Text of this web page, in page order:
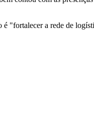
"fortalecer a rede de